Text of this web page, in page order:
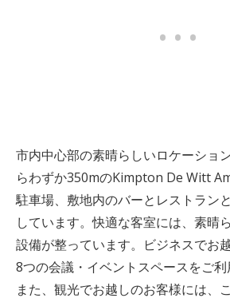
市内中心部の素晴らしいロケーショ
らわずか350mのKimpton De Witt
駐車場、敷地内のバーとレストラン
しています。快適な客室には、素晴
設備が整っています。ビジネスでお
8つの会議・イベントスペースをご利
また、観光でお越しのお客様には、